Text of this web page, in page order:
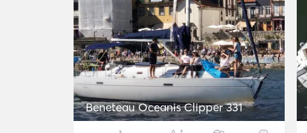
Beneteau Oceanis Clipper 331